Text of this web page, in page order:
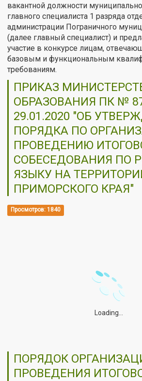
вакантной должности
главного специалиста 1 разряда
администрации Пограничного
(далее главный специалист) и
участие в конкурсе лицам,
базовым и функциональным
требованиям.
ПРИКАЗ
ОБРАЗОВАНИЯ ПК №
29.01.2020 "ОБ
ПОРЯДКА ПО
ПРОВЕДЕНИЮ
СОБЕСЕДОВАНИЯ ПО
ЯЗЫКУ НА
ПРИМОРСКОГО КРАЯ"
Просмотров: 1840
Loading...
ПОРЯДОК
ПРОВЕДЕНИЯ